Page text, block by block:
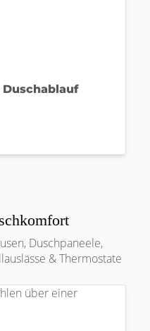
Duschablauf
Duschpaneele,
& Thermostate